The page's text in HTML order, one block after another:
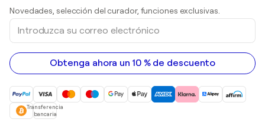
pinturas acrílicas
Novedades, selección del curador, funciones exclusivas.
Introduzca
correo
electrónico
Obtenga ahora un 10 % de descuento
Transferencia
bancaria